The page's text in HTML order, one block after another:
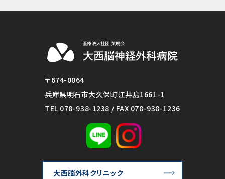
〒674-0064
兵庫県明石市大久保町江井島1661-1
TEL 078-938-1238 / FAX 078-938-1236
大西脳外科クリニック